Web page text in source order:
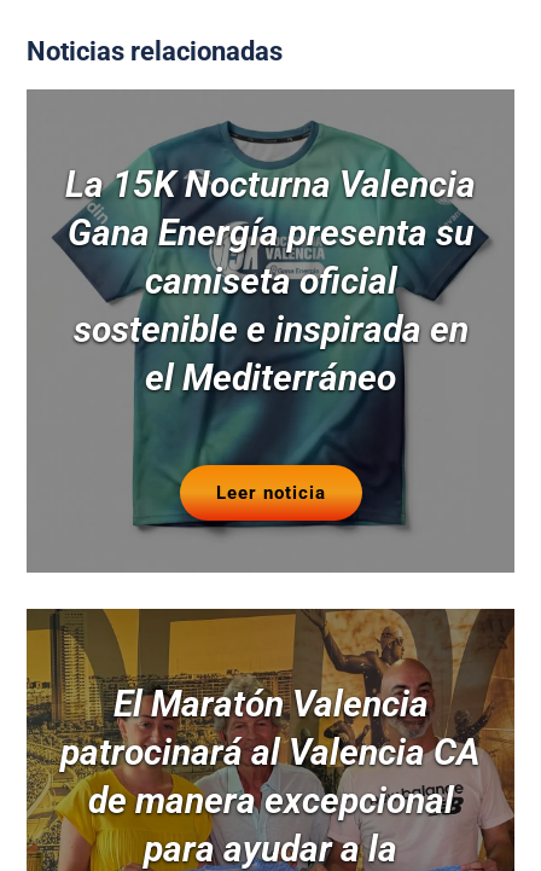
Noticias relacionadas
La 15K Nocturna Valencia
Gana Energía presenta su
camiseta oficial
sostenible e inspirada en
el Mediterráneo
Leer noticia
El Maratón Valencia
patrocinará al Valencia CA
de manera excepcional
para ayudar a la